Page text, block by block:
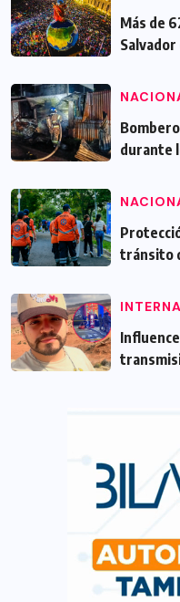
Más de
Salvador
durante
tránsito